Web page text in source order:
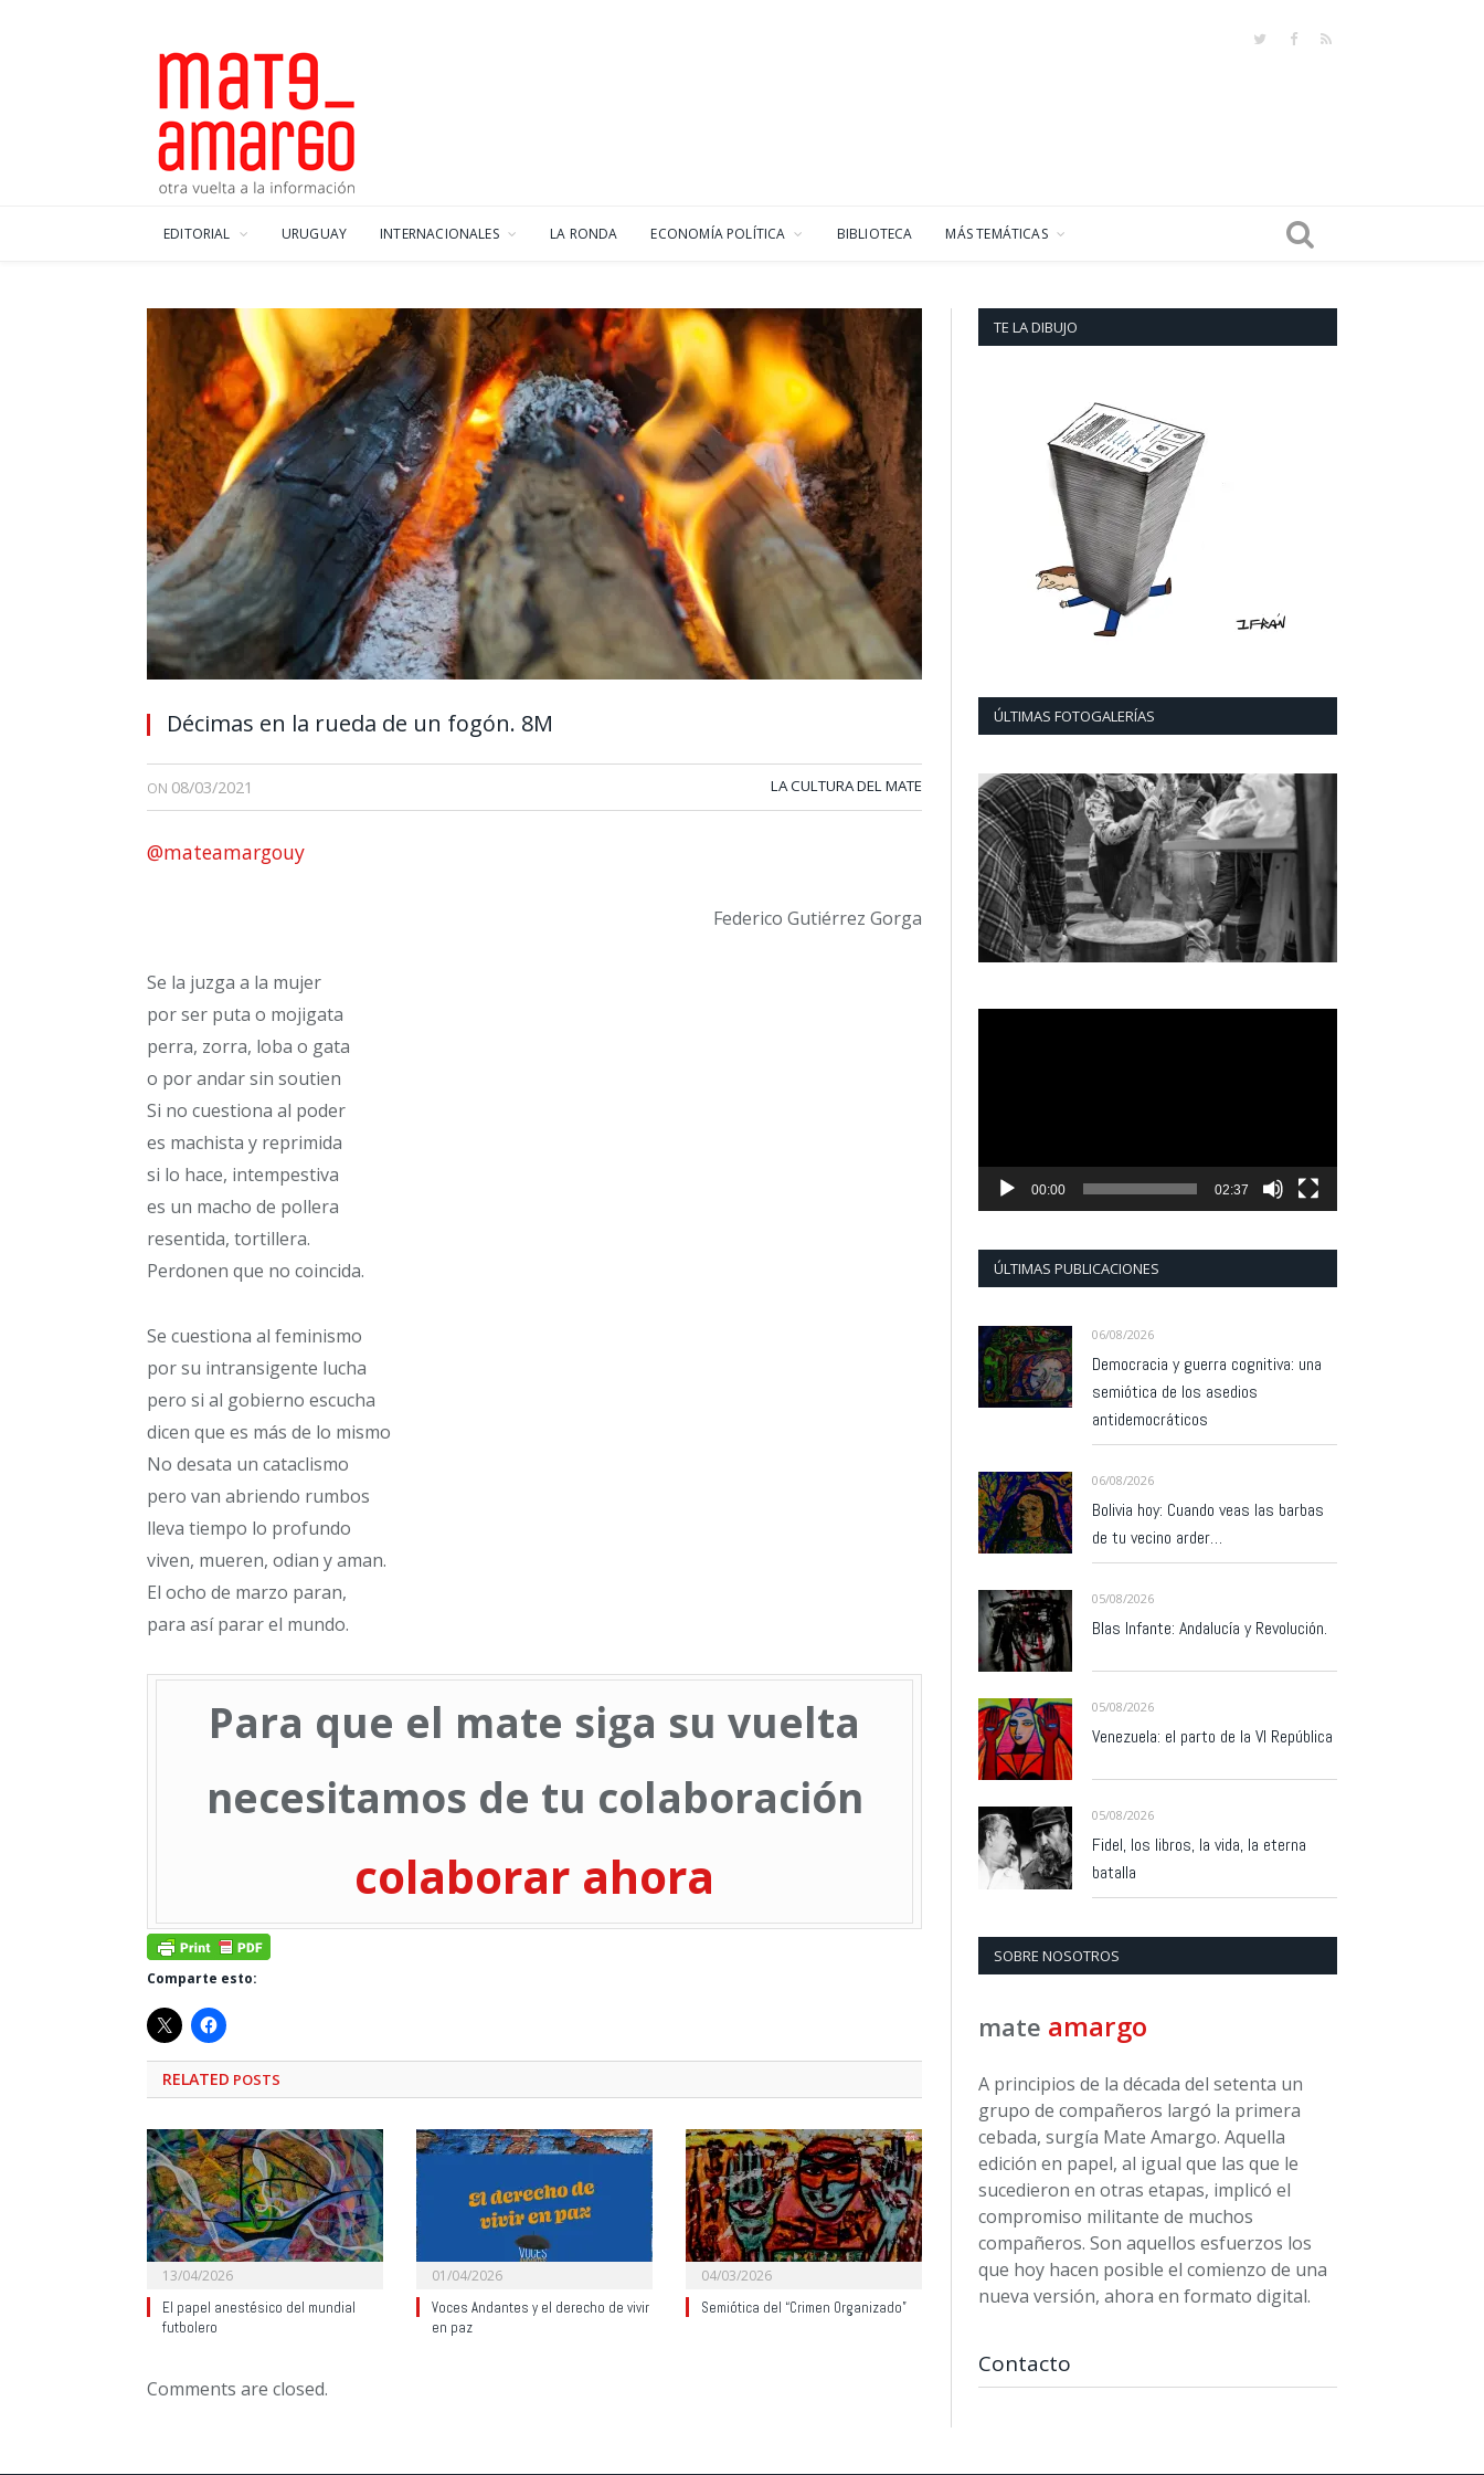
TwitterFacebook
RSS
EDITORIAL URUGUAY INTERNACIONALES LA RONDA ECONOMÍA POLÍTICA BIBLIOTECA MÁS TEMÁTICAS
Décimas en la rueda de un fogón. 8M
ON 08/03/2021 LA CULTURA DEL MATE
@mateamargouy
Federico Gutiérrez Gorga
Se la juzga a la mujer
por ser puta o mojigata
perra, zorra, loba o gata
o por andar sin soutien
Si no cuestiona al poder
es machista y reprimida
si lo hace, intempestiva
es un macho de pollera
resentida, tortillera.
Perdonen que no coincida.
Se cuestiona al feminismo
por su intransigente lucha
pero si al gobierno escucha
dicen que es más de lo mismo
No desata un cataclismo
pero van abriendo rumbos
lleva tiempo lo profundo
viven, mueren, odian y aman.
El ocho de marzo paran,
para así parar el mundo.
Para que el mate siga su vuelta
necesitamos de tu colaboración
colaborar ahora
Comparte esto:
RELATED POSTS
13/04/2026
El papel anestésico del mundial
futbolero
01/04/2026
Voces Andantes y el derecho de vivir
en paz
04/03/2026
Semiótica del “Crimen Organizado”
Comments are closed.
TE LA DIBUJO
ÚLTIMAS FOTOGALERÍAS
00:00 02:37
ÚLTIMAS PUBLICACIONES
06/08/2026
Democracia y guerra cognitiva: una
semiótica de los asedios
antidemocráticos
06/08/2026
Bolivia hoy: Cuando veas las barbas
de tu vecino arder…
05/08/2026
Blas Infante: Andalucía y Revolución.
05/08/2026
Venezuela: el parto de la VI República
05/08/2026
Fidel, los libros, la vida, la eterna
batalla
SOBRE NOSOTROS
mate amargo
A principios de la década del setenta un
grupo de compañeros largó la primera
cebada, surgía Mate Amargo. Aquella
edición en papel, al igual que las que le
sucedieron en otras etapas, implicó el
compromiso militante de muchos
compañeros. Son aquellos esfuerzos los
que hoy hacen posible el comienzo de una
nueva versión, ahora en formato digital.
Contacto